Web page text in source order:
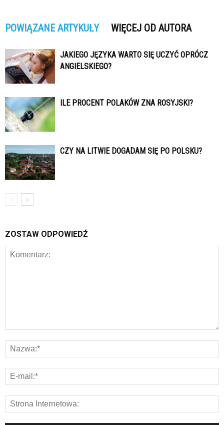
POWIĄZANE ARTYKUŁY WIĘCEJ OD AUTORA
JAKIEGO JĘZYKA WARTO SIĘ UCZYĆ OPRÓCZ
ANGIELSKIEGO?
ILE PROCENT POLAKÓW ZNA ROSYJSKI?
CZY NA LITWIE DOGADAM SIĘ PO POLSKU?
ZOSTAW ODPOWIEDŹ